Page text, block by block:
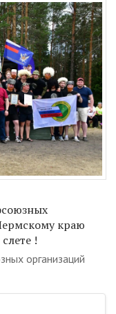
краю
!
организаций